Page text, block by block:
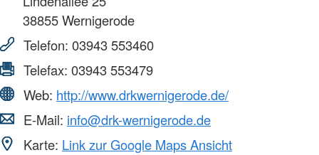
38855Wernigerode
Telefon: 03943 553460
Telefax: 03943 553479
Web: http://www.drkwernigerode.de/
E-Mail: info@drk-wernigerode.de
Karte: Link zur Google Maps Ansicht